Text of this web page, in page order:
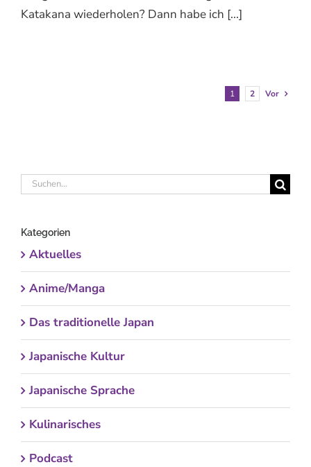
Katakana wiederholen? Dann habe ich [...]
1 2 Vor
Suche
Kategorien
Aktuelles
Anime/Manga
Das traditionelle Japan
Japanische Kultur
Japanische Sprache
Kulinarisches
Podcast